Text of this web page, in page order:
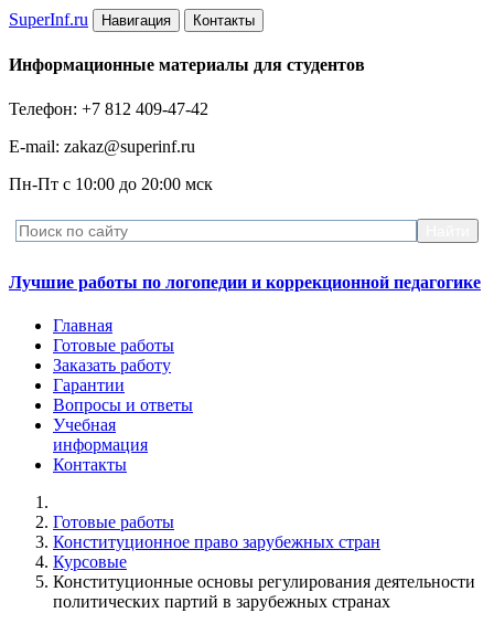
SuperInf.ru Навигация Контакты
Информационные материалы для студентов
Телефон: +7 812 409-47-42
E-mail: zakaz@superinf.ru
Пн-Пт с 10:00 до 20:00 мск
Лучшие работы по логопедии и коррекционной педагогике
Главная
Готовые работы
Заказать работу
Гарантии
Вопросы и ответы
Учебная
информация
Контакты
Готовые работы
Конституционное право зарубежных стран
Курсовые
Конституционные основы регулирования деятельности
политических партий в зарубежных странах